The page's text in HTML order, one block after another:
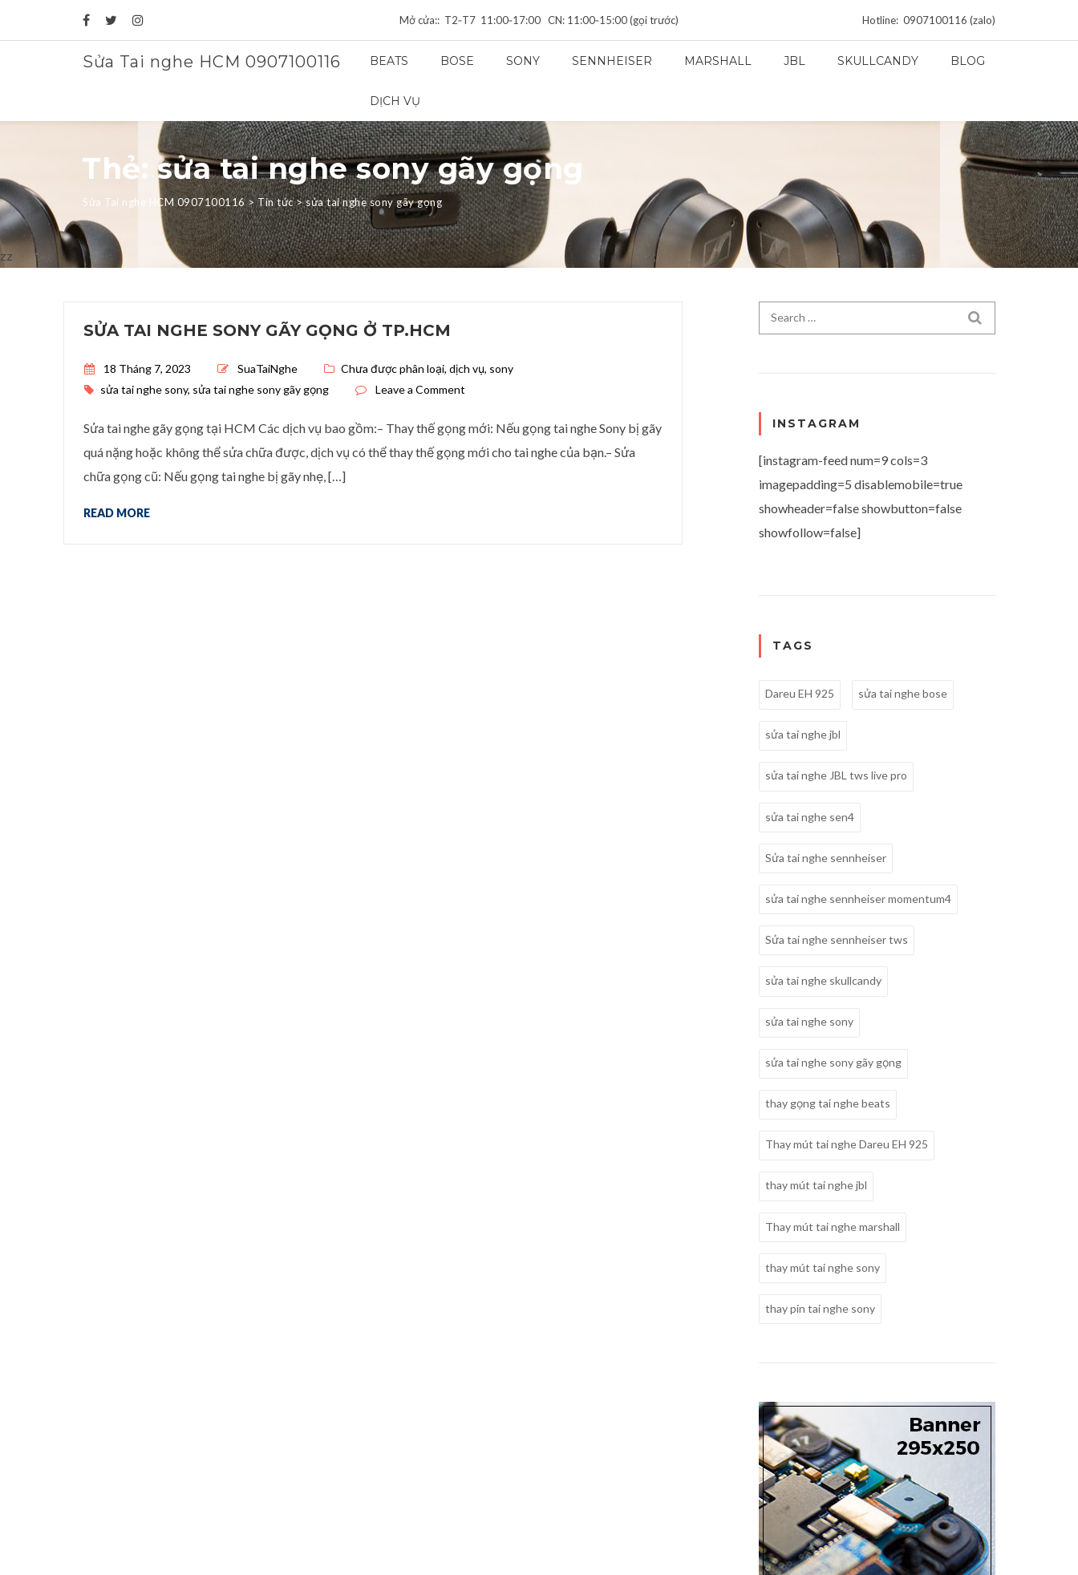
Mở cửa:: T2‑T7 11:00‑17:00 CN: 11:00‑15:00 (gọi trước) Hotline: 0907100116 (zalo)
Sửa Tai nghe HCM 0907100116 BEATS BOSE SONY SENNHEISER MARSHALL JBL SKULLCANDY BLOG
DỊCH VỤ
Thẻ: sửa tai nghe sony gãy gọng
Sửa Tai nghe HCM 0907100116>Tin tức>sửa tai nghe sony gãy gọng
zz
SỬA TAI NGHE SONY GÃY GỌNG Ở TP.HCM
Posted on
18 Tháng 7, 2023 SuaTaiNghe Chưa được phân loại, dịch vụ, sony
sửa tai nghe sony, sửa tai nghe sony gãy gọng Leave a Comment
Sửa tai nghe gãy gọng tại HCM Các dịch vụ bao gồm:– Thay thế gọng mới: Nếu gọng tai nghe Sony bị gãy
quá nặng hoặc không thể sửa chữa được, dịch vụ có thể thay thế gọng mới cho tai nghe của bạn.– Sửa
chữa gọng cũ: Nếu gọng tai nghe bị gãy nhẹ, […]
READ MORE
Search for:
INSTAGRAM
[instagram-feed num=9 cols=3
imagepadding=5 disablemobile=true
showheader=false showbutton=false
showfollow=false]
TAGS
Dareu EH 925 sửa tai nghe bose
sửa tai nghe jbl
sửa tai nghe JBL tws live pro
sửa tai nghe sen4
Sửa tai nghe sennheiser
sửa tai nghe sennheiser momentum4
Sửa tai nghe sennheiser tws
sửa tai nghe skullcandy
sửa tai nghe sony
sửa tai nghe sony gãy gọng
thay gọng tai nghe beats
Thay mút tai nghe Dareu EH 925
thay mút tai nghe jbl
Thay mút tai nghe marshall
thay mút tai nghe sony
thay pin tai nghe sony